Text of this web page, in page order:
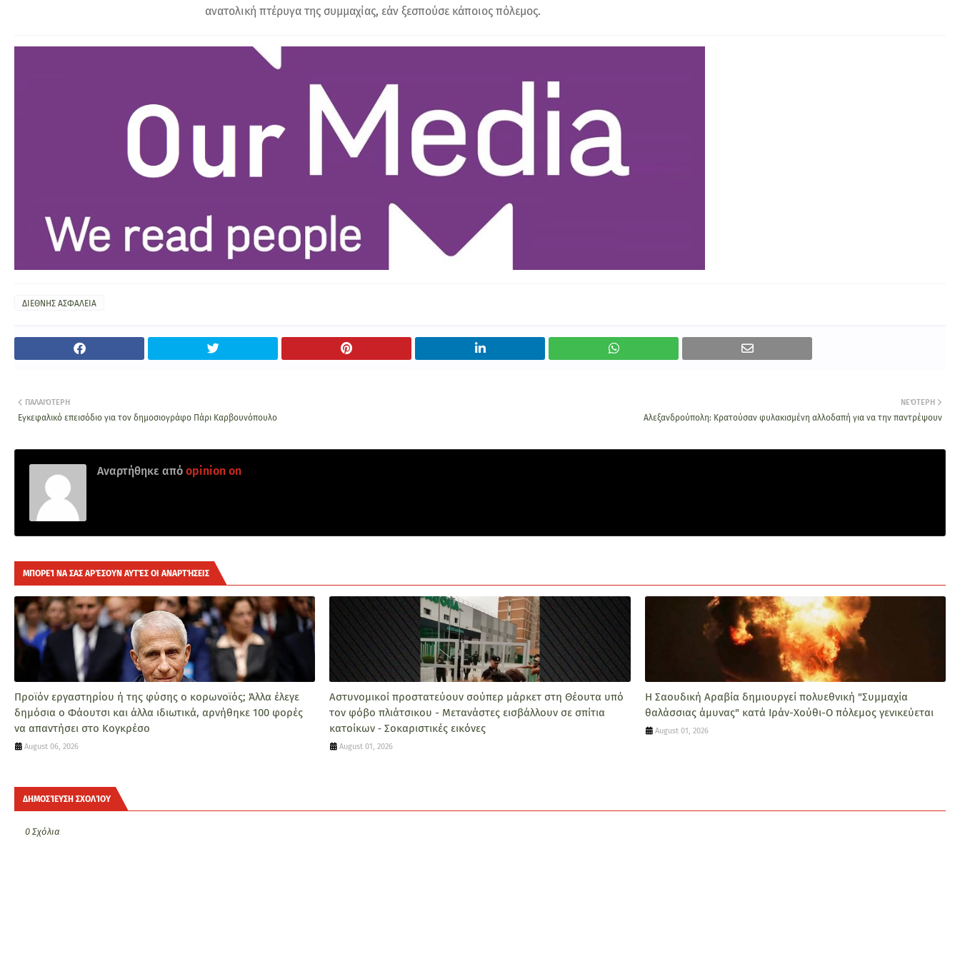
ανατολική πτέρυγα της συμμαχίας, εάν ξεσπούσε κάποιος πόλεμος.
ΔΙΕΘΝΗΣ ΑΣΦΑΛΕΙΑ
ΝΕΌΤΕΡΗ
Αλεξανδρούπολη: Κρατούσαν φυλακισμένη αλλοδαπή για να την παντρέψουν
ΠΑΛΑΙΌΤΕΡΗ
Εγκεφαλικό επεισόδιο για τον δημοσιογράφο Πάρι Καρβουνόπουλο
Αναρτήθηκε από opinion on
ΜΠΟΡΕΊ ΝΑ ΣΑΣ ΑΡΈΣΟΥΝ ΑΥΤΈΣ ΟΙ ΑΝΑΡΤΉΣΕΙΣ
Προϊόν εργαστηρίου ή της φύσης ο κορωνοϊός; Άλλα έλεγε
δημόσια ο Φάουτσι και άλλα ιδιωτικά, αρνήθηκε 100 φορές
να απαντήσει στο Κογκρέσο
August 06, 2026
Αστυνομικοί προστατεύουν σούπερ μάρκετ στη Θέουτα υπό
τον φόβο πλιάτσικου - Μετανάστες εισβάλλουν σε σπίτια
κατοίκων ‑ Σοκαριστικές εικόνες
August 01, 2026
Η Σαουδική Αραβία δημιουργεί πολυεθνική "Συμμαχία
θαλάσσιας άμυνας" κατά Ιράν-Χούθι-Ο πόλεμος γενικεύεται
August 01, 2026
ΔΗΜΟΣΊΕΥΣΗ ΣΧΟΛΊΟΥ
0 Σχόλια